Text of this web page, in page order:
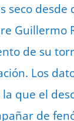
seco desde
Guillermo
de su
Los
que el
de